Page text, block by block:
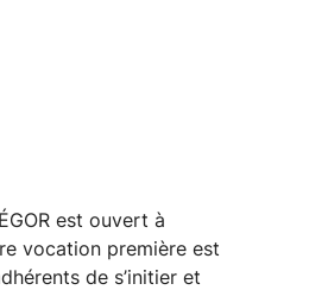
est ouvert à
vocation première est
de s’initier et